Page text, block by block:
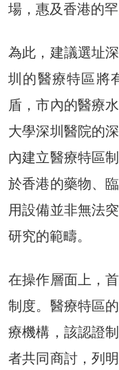
場，惠及香港的罕
為此，建議選址
圳的醫療特區將
盾，市內的醫療
大學深圳醫院的
內建立醫療特區
於香港的藥物、
用設備並非無法
研究的範疇。
在操作層面上，
制度。醫療特區
療機構，該認證
者共同商討，列